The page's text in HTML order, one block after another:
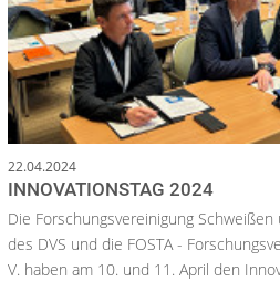
22.04.2024
INNOVATIONSTAG 2024
Die Forschungsvereinigung
des DVS und die FOSTA -
V. haben am 10. und 11. April den